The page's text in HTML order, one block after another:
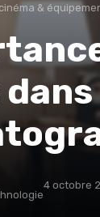
&
4 octobre